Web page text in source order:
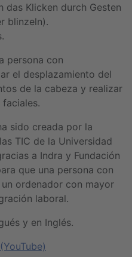
das Klicken durch Gesten
blinzeln).
persona con
el desplazamiento del
de la cabeza y realizar
sido creada por la
TIC de la Universidad
a Indra y Fundación
que una persona con
ordenador con mayor
laboral.
y en Inglés.